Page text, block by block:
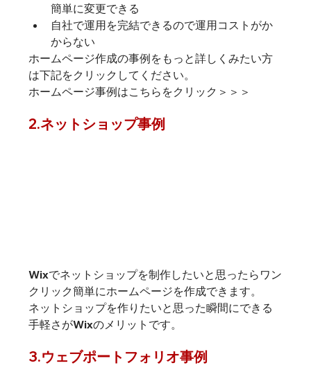
簡単に変更できる
自社で運用を完結できるので運用コストがか
からない
ホームページ作成の事例をもっと詳しくみたい方
は下記をクリックしてください。
ホームページ事例はこちらをクリック＞＞＞
2.ネットショップ事例
Wixでネットショップを制作したいと思ったらワン
クリック簡単にホームページを作成できます。
ネットショップを作りたいと思った瞬間にできる
手軽さがWixのメリットです。
3.ウェブポートフォリオ事例